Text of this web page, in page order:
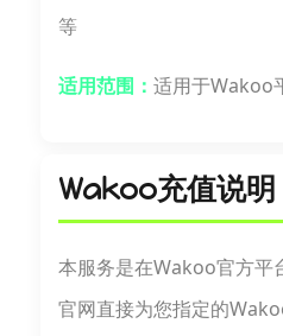
等
适用范围：适用于Wakoo
Wakoo充值说明
本服务是在Wakoo官方平
官网直接为您指定的